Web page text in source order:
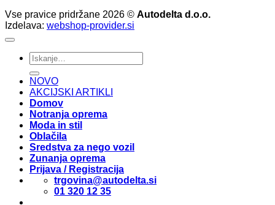
Vse pravice pridržane 2026 © Autodelta d.o.o.
Izdelava: webshop-provider.si
Išči:
NOVO
AKCIJSKI ARTIKLI
Domov
Notranja oprema
Moda in stil
Oblačila
Sredstva za nego vozil
Zunanja oprema
Prijava / Registracija
trgovina@autodelta.si
01 320 12 35